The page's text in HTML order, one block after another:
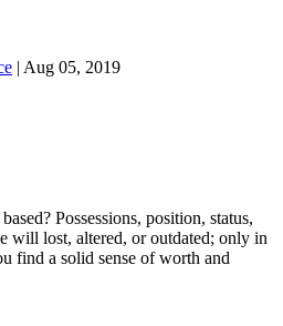
| Aug 05, 2019
Possessions, position, status,
will lost, altered, or outdated; only in
find a solid sense of worth and